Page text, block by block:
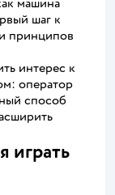
машина
шаг к
принципов
интерес к
оператор
способ
играть